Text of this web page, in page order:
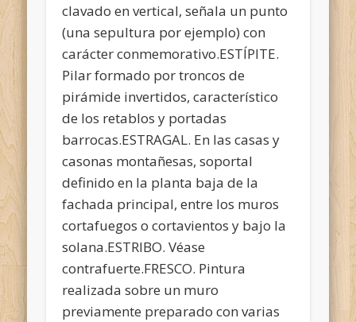
clavado en vertical, señala un punto
(una sepultura por ejemplo) con
carácter conmemorativo.ESTÍPITE.
Pilar formado por troncos de
pirámide invertidos, característico
de los retablos y portadas
barrocas.ESTRAGAL. En las casas y
casonas montañesas, soportal
definido en la planta baja de la
fachada principal, entre los muros
cortafuegos o cortavientos y bajo la
solana.ESTRIBO. Véase
contrafuerte.FRESCO. Pintura
realizada sobre un muro
previamente preparado con varias